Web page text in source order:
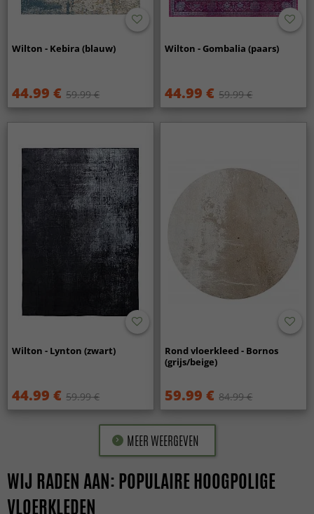
Wilton - Kebira (blauw)
44.99 € 59.99 €
Wilton - Gombalia (paars)
44.99 € 59.99 €
Wilton - Lynton (zwart)
44.99 € 59.99 €
Rond vloerkleed - Bornos
(grijs/beige)
59.99 € 84.99 €
MEER WEERGEVEN
WIJ RADEN AAN: POPULAIRE HOOGPOLIGE
VLOERKLEDEN